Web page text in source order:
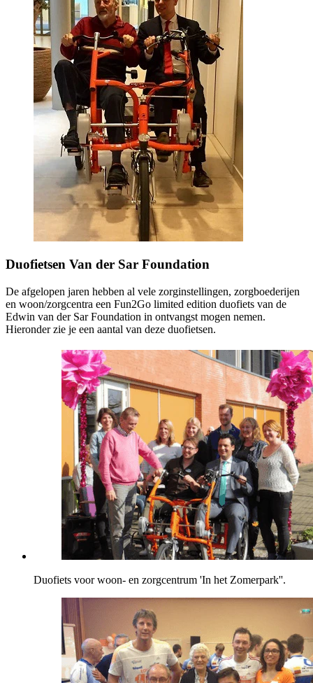
Duofietsen Van der Sar Foundation
De afgelopen jaren hebben al vele zorginstellingen, zorgboederijen
en woon/zorgcentra een Fun2Go limited edition duofiets van de
Edwin van der Sar Foundation in ontvangst mogen nemen.
Hieronder zie je een aantal van deze duofietsen.
Duofiets voor woon- en zorgcentrum 'In het Zomerpark''.